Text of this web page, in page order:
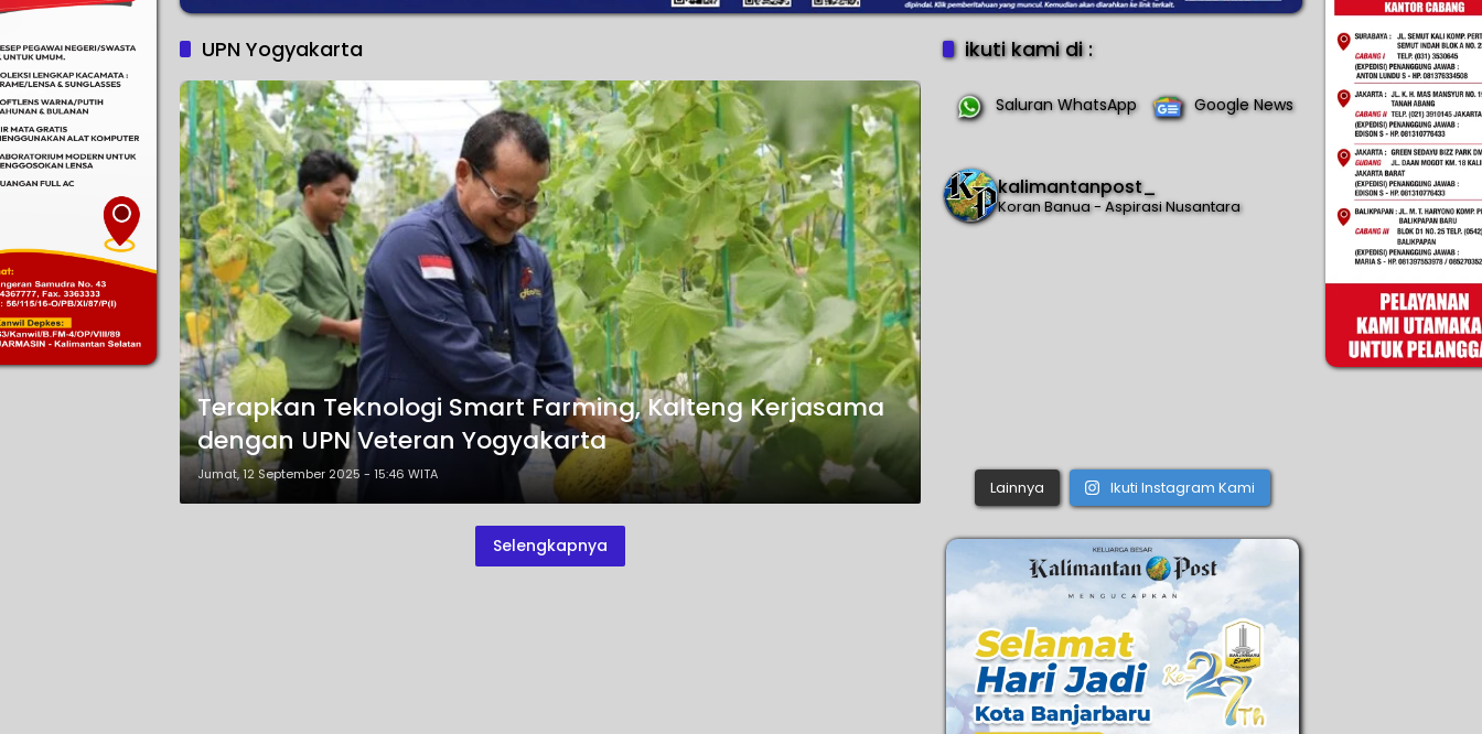
UPN Yogyakarta
Terapkan Teknologi Smart Farming, Kalteng Kerjasama
dengan UPN Veteran Yogyakarta
Jumat, 12 September 2025 - 15:46 WITA
Selengkapnya
ikuti kami di :
Saluran WhatsApp Google News
kalimantanpost_
Koran Banua - Aspirasi Nusantara
Lainnya Ikuti Instagram Kami